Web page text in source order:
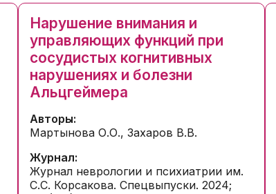
Нарушение внимания и
управляющих функций при
сосудистых когнитивных
нарушениях и болезни
Альцгеймера
Авторы:
Мартынова О.О., Захаров В.В.
Журнал:
Журнал неврологии и психиатрии им.
С.С. Корсакова. Спецвыпуски. 2024;